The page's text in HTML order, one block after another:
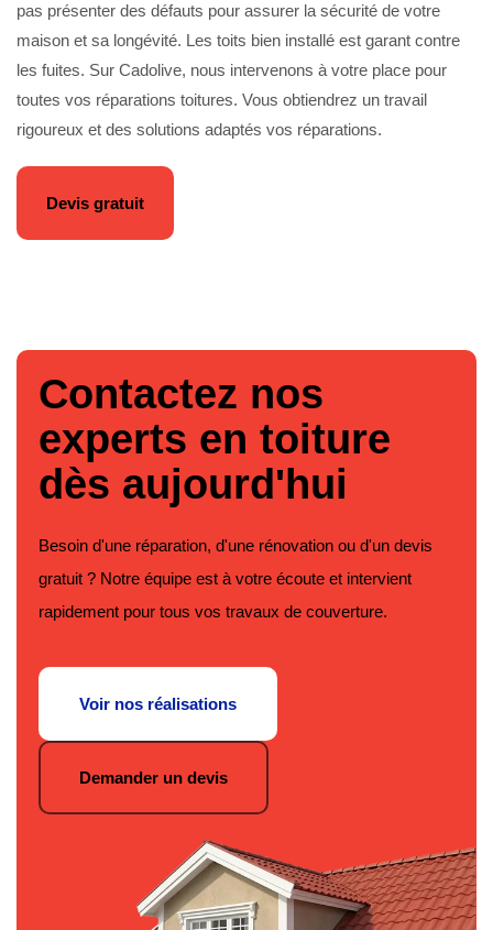
pas présenter des défauts pour assurer la sécurité de votre
maison et sa longévité. Les toits bien installé est garant contre
les fuites. Sur Cadolive, nous intervenons à votre place pour
toutes vos réparations toitures. Vous obtiendrez un travail
rigoureux et des solutions adaptés vos réparations.
Devis gratuit
Contactez nos
experts en toiture
dès aujourd'hui
Besoin d'une réparation, d'une rénovation ou d'un devis
gratuit ? Notre équipe est à votre écoute et intervient
rapidement pour tous vos travaux de couverture.
Voir nos réalisations
Demander un devis